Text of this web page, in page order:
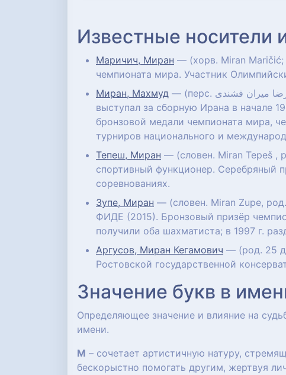
Известные носители
Маричич, Миран — (хорв. Miran Maričić;
чемпионата мира. Участник
Миран, Махмуд — (перс. سید محمودرضا میران فشندی‎; род. 25 февраля 1974) — иранский дзюдоист тяжёлой весовой категории,
выступал за сборную Ирана в начале
бронзовой медали чемпионата мира,
турниров национального и
Тепеш, Миран — (словен. Miran Tepeš ,
спортивный функционер. Серебряный
соревнованиях.
Зупе, Миран — (словен. Miran Zupe,
ФИДЕ (2015). Бронзовый призёр
получили оба шахматиста; в 1997 г.
Аргусов, Миран Кегамович — (род. 25
Ростовской государственной
Значение букв в
Определяющее значение и влияние на
имени.
М – сочетает артистичную натуру,
бескорыстно помогать другим, жертвуя